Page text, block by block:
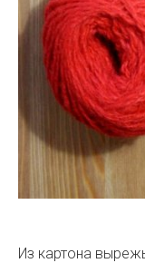
Из картона